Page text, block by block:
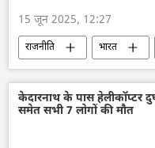
15 जून 2025, 12:27
राजनीति भारत
ग्लोबल साउथ
कनाडा
केदारनाथ के पास हेलीकॉप्टर
समेत सभी 7 लोगों की मौत